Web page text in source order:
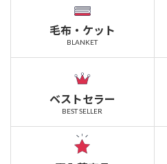
毛布・ケット
BLANKET
ベストセラー
BEST SELLER